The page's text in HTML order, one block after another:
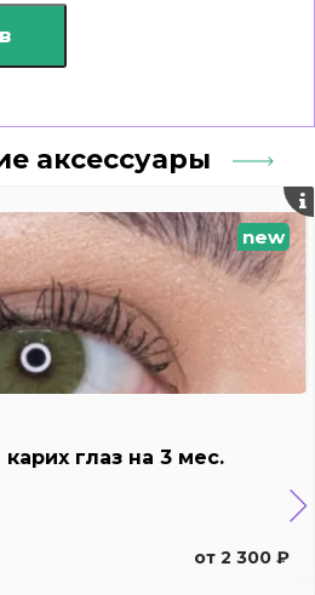
аксессуары
new
глаз на 3 мес.
от 2 300 ₽